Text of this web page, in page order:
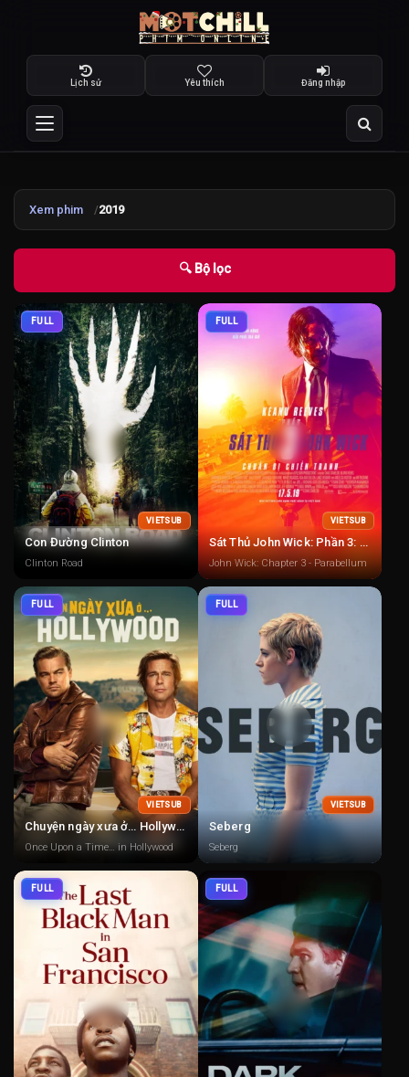
Lịch sử Yêu thích Đăng nhập
Xem phim 2019
🔍 Bộ lọc
FULL
VIETSUB
Con Đường Clinton
Clinton Road
FULL
VIETSUB
Sát Thủ John Wick: Phần 3: Chuẩn Bị Chiến Tranh
John Wick: Chapter 3 - Parabellum
FULL
VIETSUB
Chuyện ngày xưa ở… Hollywood
Once Upon a Time… in Hollywood
FULL
VIETSUB
Seberg
Seberg
FULL FULL